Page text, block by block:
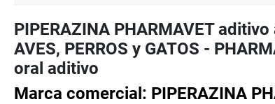
PIPERAZINA PHARMAVET
AVES, PERROS y GATOS -
oral aditivo
Marca comercial: PIPERAZINA